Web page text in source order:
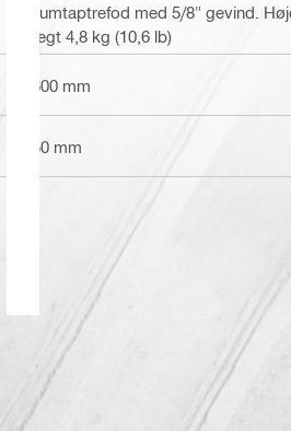
Krumtaptrefod med 5/8" gevind.
vægt 4,8 kg (10,6 lb)
1600 mm
750 mm